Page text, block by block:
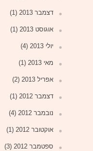
דצמבר 2013 (1)
אוגוסט 2013 (1)
יולי 2013 (4)
מאי 2013 (1)
אפריל 2013 (2)
דצמבר 2012 (1)
נובמבר 2012 (4)
אוקטובר 2012 (1)
ספטמבר 2012 (3)